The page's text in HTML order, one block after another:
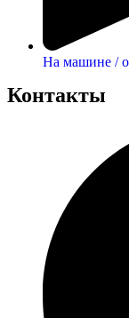
На машине /
Контакты